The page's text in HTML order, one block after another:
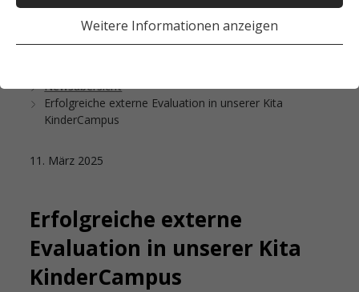
Weitere Informationen anzeigen
Newsübersicht
Erfolgreiche externe Evaluation in unserer Kita
KinderCampus
11. März 2025
Erfolgreiche externe
Evaluation in unserer Kita
KinderCampus